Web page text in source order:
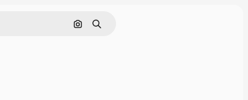
Nach Bild suchen
Suchen